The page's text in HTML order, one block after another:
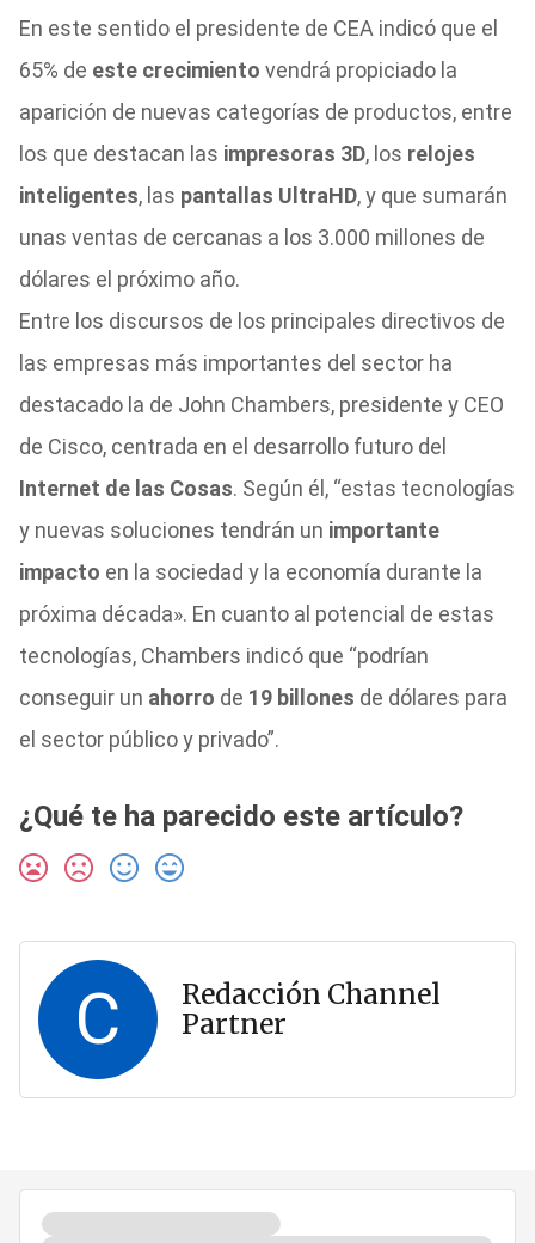
En este sentido el presidente de CEA indicó que el
65% de este crecimiento vendrá propiciado la
aparición de nuevas categorías de productos, entre
los que destacan las impresoras 3D, los relojes
inteligentes, las pantallas UltraHD, y que sumarán
unas ventas de cercanas a los 3.000 millones de
dólares el próximo año.
Entre los discursos de los principales directivos de
las empresas más importantes del sector ha
destacado la de John Chambers, presidente y CEO
de Cisco, centrada en el desarrollo futuro del
Internet de las Cosas. Según él, “estas tecnologías
y nuevas soluciones tendrán un importante
impacto en la sociedad y la economía durante la
próxima década». En cuanto al potencial de estas
tecnologías, Chambers indicó que “podrían
conseguir un ahorro de 19 billones de dólares para
el sector público y privado”.
¿Qué te ha parecido este artículo?
C
Redacción Channel
Partner